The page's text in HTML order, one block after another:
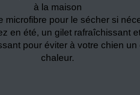
à la maison
microfibre pour le sécher si
en été, un gilet rafraîchissant
pour éviter à votre chien un
chaleur.